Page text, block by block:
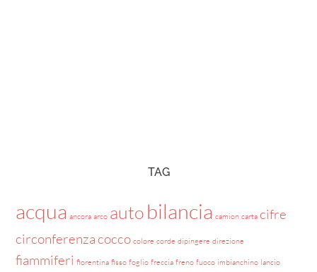
TAG
acqua ancora arco autobilancia camion carta cifre
circonferenzacocco colore corde dipingere direzione
fiammiferi fiorentina fisso foglio freccia freno fuoco imbianchino lancio